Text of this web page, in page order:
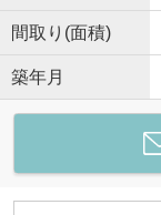
間取り(面積)
築年月